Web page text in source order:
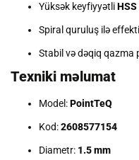
Yüksək keyfiyyətli
Spiral quruluş ilə effektiv
Stabil və dəqiq qazma
Texniki məlumat
Model:PointTeQ
Kod:2608577154
Diametr: 1.5 mm